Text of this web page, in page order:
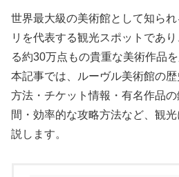
世界最大級の美術館として知ら
リを代表する観光スポットであ
る約30万点もの貴重な美術作品を
本記事では、ルーヴル美術館の
方法・チケット情報・有名作品
間・効率的な攻略方法など、観
説します。